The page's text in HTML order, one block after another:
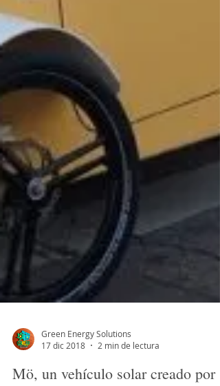
Green Energy Solutions
17 dic 2018
2 min de lectura